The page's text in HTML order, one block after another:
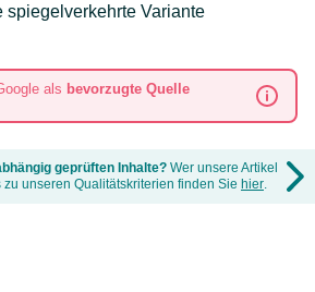
spiegelverkehrte Variante
als bevorzugte Quelle
geprüften Inhalte? Wer unsere Artikel
unseren Qualitätskriterien finden Sie hier.